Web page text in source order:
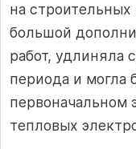
на
большой
работ, удлиняла
периода и могла
первоначальном
тепловых